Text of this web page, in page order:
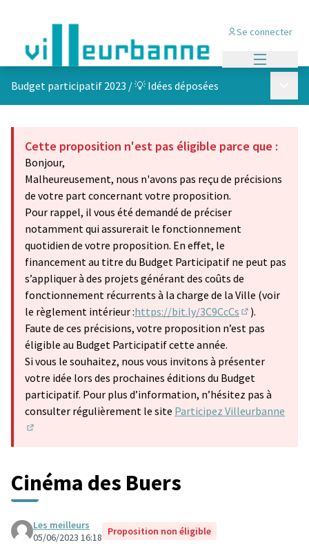
Se connecter
Budget participatif 2023 /💡 Idées déposées
Cette proposition n'est pas éligible parce que :
Bonjour,
Malheureusement, nous n'avons pas reçu de précisions
de votre part concernant votre proposition.
Pour rappel, il vous été demandé de préciser
notamment qui assurerait le fonctionnement
quotidien de votre proposition. En effet, le
financement au titre du Budget Participatif ne peut pas
s’appliquer à des projets générant des coûts de
fonctionnement récurrents à la charge de la Ville (voir
le règlement intérieur :https://bit.ly/3C9CcCs
(S'ouvre dans
).
Faute de ces précisions, votre proposition n’est pas
éligible au Budget Participatif cette année.
Si vous le souhaitez, nous vous invitons à présenter
votre idée lors des prochaines éditions du Budget
participatif. Pour plus d’information, n’hésitez pas à
consulter régulièrement le site Participez Villeurbanne
Cinéma des Buers
Les meilleurs
05/06/2023 16:18 Proposition non éligible